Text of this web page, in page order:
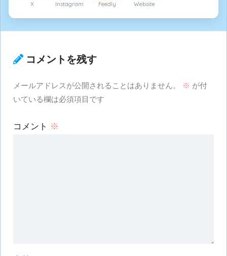
X Instagram Feedly Website
コメントを残す
メールアドレスが公開されることはありません。 ※ が付
いている欄は必須項目です
コメント ※